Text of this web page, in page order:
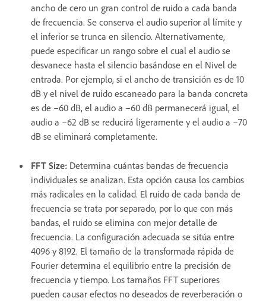
ancho de cero un gran control de ruido a cada banda
de frecuencia. Se conserva el audio superior al límite y
el inferior se trunca en silencio. Alternativamente,
puede especificar un rango sobre el cual el audio se
desvanece hasta el silencio basándose en el Nivel de
entrada. Por ejemplo, si el ancho de transición es de 10
dB y el nivel de ruido escaneado para la banda concreta
es de –60 dB, el audio a –60 dB permanecerá igual, el
audio a –62 dB se reducirá ligeramente y el audio a –70
dB se eliminará completamente.
FFT Size: Determina cuántas bandas de frecuencia
individuales se analizan. Esta opción causa los cambios
más radicales en la calidad. El ruido de cada banda de
frecuencia se trata por separado, por lo que con más
bandas, el ruido se elimina con mejor detalle de
frecuencia. La configuración adecuada se sitúa entre
4096 y 8192. El tamaño de la transformada rápida de
Fourier determina el equilibrio entre la precisión de
frecuencia y tiempo. Los tamaños FFT superiores
pueden causar efectos no deseados de reverberación o